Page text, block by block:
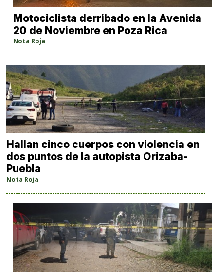
Motociclista derribado en la Avenida
20 de Noviembre en Poza Rica
Nota Roja
Hallan cinco cuerpos con violencia en
dos puntos de la autopista Orizaba-
Puebla
Nota Roja